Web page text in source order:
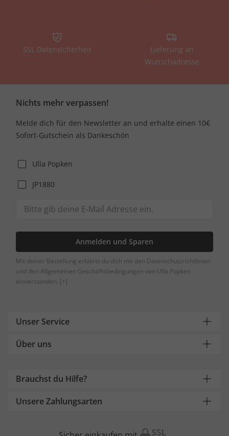
SSL Datensicherheit
Lieferung an
Wunschadresse
Nichts mehr verpassen!
Melde dich für den Newsletter an und erhalte einen 10€
Sofort-Gutschein als Dankeschön
Ulla Popken
JP1880
Anmelden und Sparen
Mit deiner Bestellung erklärst du dich mit den Datenschutzrichtlinien
und den Allgemeinen Geschäftsbedingungen von Ulla Popken
einverstanden. [+]
Unser Service
Über uns
Brauchst du Hilfe?
Unsere Zahlungsarten